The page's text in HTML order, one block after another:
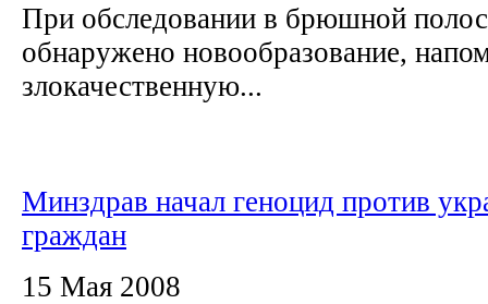
При обследовании в брюшной
обнаружено новообразование,
злокачественную...
Минздрав начал геноцид против
граждан
15 Мая 2008